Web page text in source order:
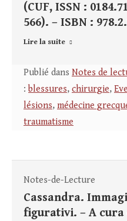
(CUF, ISSN :
566). – ISBN :
Lire la suite
Publié dans Notes de
: blessures, chirurgie,
lésions, médecine
traumatisme
Notes-de-Lecture
Cassandra.
figurativi. – A cura